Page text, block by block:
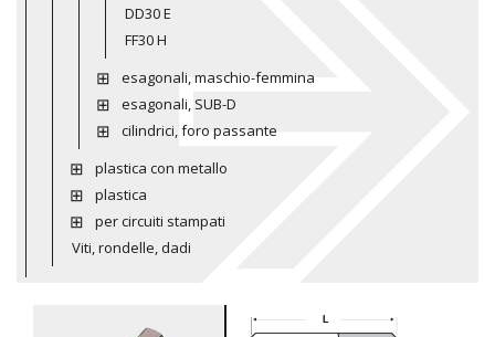
DD30 E
FF30 H
esagonali, maschio-femmina
esagonali, SUB-D
cilindrici, foro passante
plastica con metallo
plastica
per circuiti stampati
Viti, rondelle, dadi